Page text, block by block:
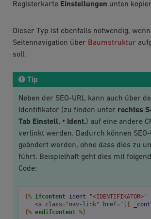
Registerkarte Einstellungen unten
Dieser Typ ist ebenfalls notwendig,
Seitennavigation über Baumstruktur
soll.
Tip
Neben der SEO-URL kann auch über
Identifikator (zu finden unter rechtes
Tab Einstell. ‣ Ident.) auf eine andere
verlinkt werden. Dadurch können SEO-
geändert werden, ohne dass dies zu
führt. Beispielhaft geht dies mit
Code:
{% ifcontent ident "<IDENTIFIKATOR>"
   <a class="nav-link" href="
{{
{% endifcontent %}